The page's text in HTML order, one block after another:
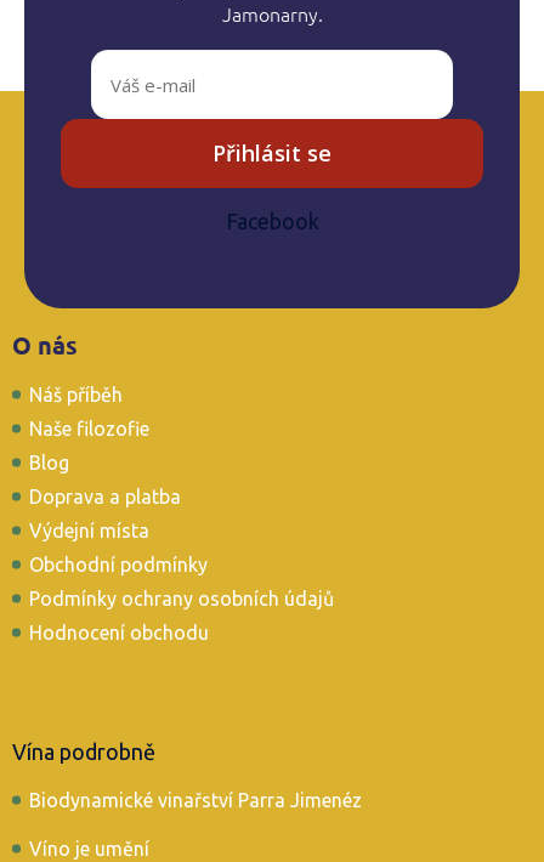
Jamonarny.
Přihlásit se
Facebook
O nás
Náš příběh
Naše filozofie
Blog
Doprava a platba
Výdejní místa
Obchodní podmínky
Podmínky ochrany osobních údajů
Hodnocení obchodu
Vína podrobně
Biodynamické vinařství Parra Jimenéz
Víno je umění